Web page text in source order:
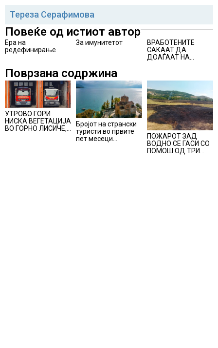
Тереза Серафимова
Повеќе од истиот автор
Ера на
редефинирање
За имунитетот
ВРАБОТЕНИТЕ
САКААТ ДА
ДОАЃААТ НА
Поврзана содржина
УТРОВО ГОРИ
НИСКА ВЕГЕТАЦИЈА
ВО ГОРНО ЛИСИЧЕ,
Бројот на странски
туристи во првите
пет месеци
ПОЖАРОТ ЗАД
ВОДНО СЕ ГАСИ СО
ПОМОШ ОД ТРИ